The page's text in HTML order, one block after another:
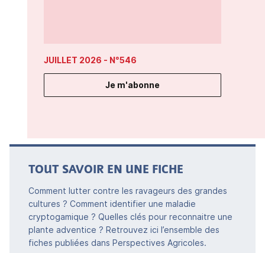
JUILLET 2026 - N°546
Je m'abonne
TOUT SAVOIR EN UNE FICHE
Comment lutter contre les ravageurs des grandes
cultures ? Comment identifier une maladie
cryptogamique ? Quelles clés pour reconnaitre une
plante adventice ? Retrouvez ici l’ensemble des
fiches publiées dans Perspectives Agricoles.